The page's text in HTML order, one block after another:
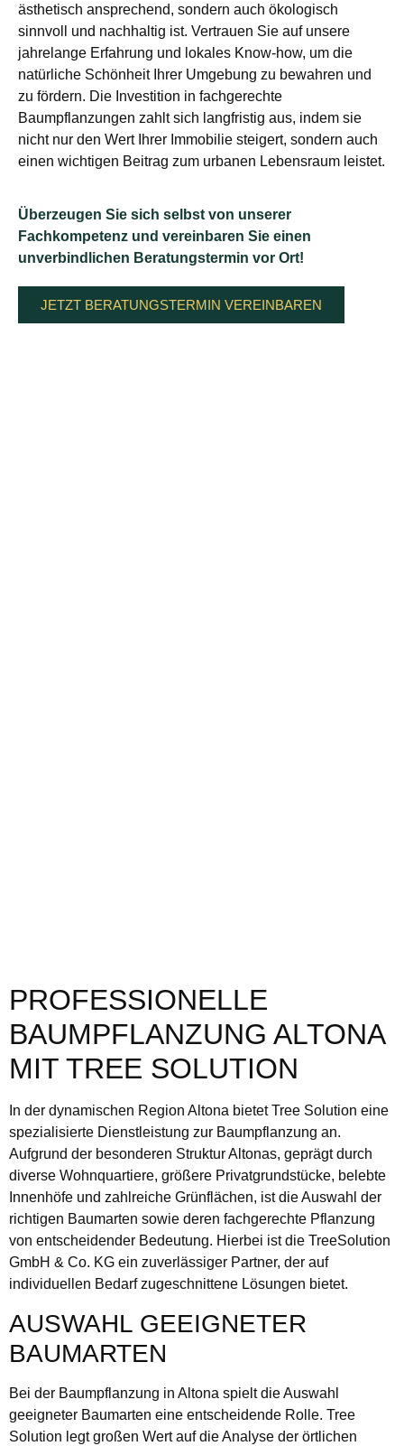
ästhetisch ansprechend, sondern auch ökologisch
sinnvoll und nachhaltig ist. Vertrauen Sie auf unsere
jahrelange Erfahrung und lokales Know-how, um die
natürliche Schönheit Ihrer Umgebung zu bewahren und
zu fördern. Die Investition in fachgerechte
Baumpflanzungen zahlt sich langfristig aus, indem sie
nicht nur den Wert Ihrer Immobilie steigert, sondern auch
einen wichtigen Beitrag zum urbanen Lebensraum leistet.
Überzeugen Sie sich selbst von unserer
Fachkompetenz und vereinbaren Sie einen
unverbindlichen Beratungstermin vor Ort!
JETZT BERATUNGSTERMIN VEREINBAREN
PROFESSIONELLE
BAUMPFLANZUNG ALTONA
MIT TREE SOLUTION
In der dynamischen Region Altona bietet Tree Solution eine
spezialisierte Dienstleistung zur Baumpflanzung an.
Aufgrund der besonderen Struktur Altonas, geprägt durch
diverse Wohnquartiere, größere Privatgrundstücke, belebte
Innenhöfe und zahlreiche Grünflächen, ist die Auswahl der
richtigen Baumarten sowie deren fachgerechte Pflanzung
von entscheidender Bedeutung. Hierbei ist die TreeSolution
GmbH & Co. KG ein zuverlässiger Partner, der auf
individuellen Bedarf zugeschnittene Lösungen bietet.
AUSWAHL GEEIGNETER
BAUMARTEN
Bei der Baumpflanzung in Altona spielt die Auswahl
geeigneter Baumarten eine entscheidende Rolle. Tree
Solution legt großen Wert auf die Analyse der örtlichen